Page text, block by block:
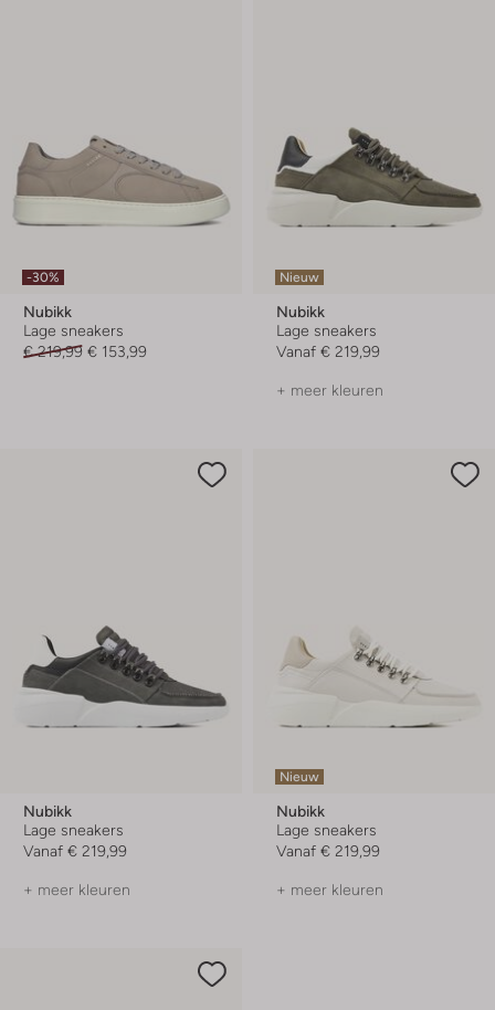
-30%
Nubikk
Lage sneakers
€ 219,99 € 153,99
Nieuw
Nubikk
Lage sneakers
Vanaf € 219,99
+ meer kleuren
Nubikk
Lage sneakers
Vanaf € 219,99
+ meer kleuren
Nieuw
Nubikk
Lage sneakers
Vanaf € 219,99
+ meer kleuren